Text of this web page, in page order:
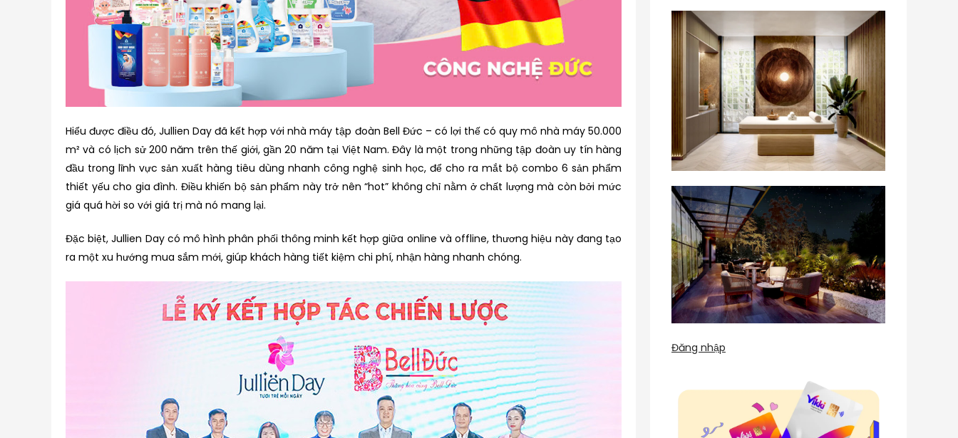
Hiểu được điều đó, Jullien Day đã kết hợp với nhà máy tập đoàn Bell Đức – có lợi thế có quy mô nhà máy 50.000
m² và có lịch sử 200 năm trên thế giới, gần 20 năm tại Việt Nam. Đây là một trong những tập đoàn uy tín hàng
đầu trong lĩnh vực sản xuất hàng tiêu dùng nhanh công nghệ sinh học, để cho ra mắt bộ combo 6 sản phẩm
thiết yếu cho gia đình. Điều khiến bộ sản phẩm này trở nên “hot” không chỉ nằm ở chất lượng mà còn bởi mức
giá quá hời so với giá trị mà nó mang lại.
Đặc biệt, Jullien Day có mô hình phân phối thông minh kết hợp giữa online và offline, thương hiệu này đang tạo
ra một xu hướng mua sắm mới, giúp khách hàng tiết kiệm chi phí, nhận hàng nhanh chóng.
Đăng nhập